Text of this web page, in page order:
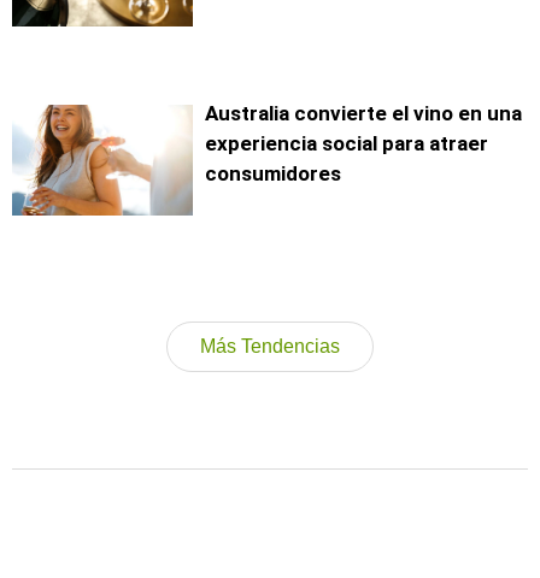
Australia convierte el vino en una
experiencia social para atraer
consumidores
Más Tendencias